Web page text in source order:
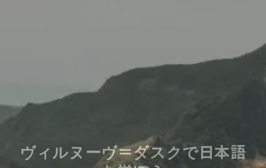
ヴィルヌーヴ＝ダスクで日本語